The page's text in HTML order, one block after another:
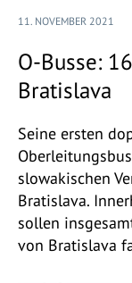
11. NOVEMBER 2021
O-Busse:
Bratislava
Seine ersten
slowakischen
Bratislava.
sollen
von Bratislava